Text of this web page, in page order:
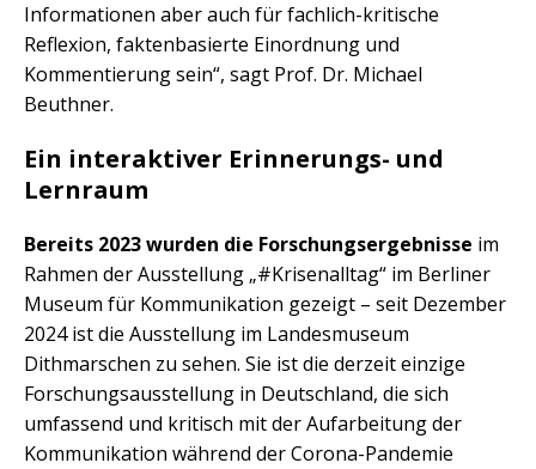
Informationen aber auch für fachlich-kritische
Reflexion, faktenbasierte Einordnung und
Kommentierung sein“, sagt Prof. Dr. Michael
Beuthner.
Ein interaktiver Erinnerungs- und
Lernraum
Bereits 2023 wurden die Forschungsergebnisse im
Rahmen der Ausstellung „#Krisenalltag“ im Berliner
Museum für Kommunikation gezeigt – seit Dezember
2024 ist die Ausstellung im Landesmuseum
Dithmarschen zu sehen. Sie ist die derzeit einzige
Forschungsausstellung in Deutschland, die sich
umfassend und kritisch mit der Aufarbeitung der
Kommunikation während der Corona-Pandemie